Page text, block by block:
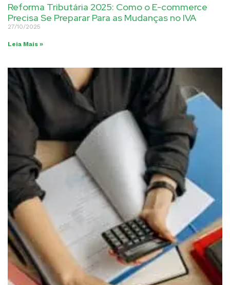
Reforma Tributária 2025: Como o E-commerce
Precisa Se Preparar Para as Mudanças no IVA
27/10/2025
Leia Mais »